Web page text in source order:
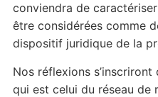
conviendra de
être considérées comme
dispositif juridique de la
Nos réflexions
qui est celui du réseau de